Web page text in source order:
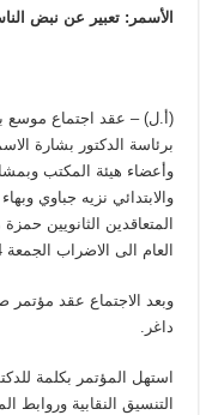
الأسمر: تعبير عن نبض
(أ.ل) – عقد اجتماع موسع
برئاسة الدكتور بشارة
وأعضاء هيئة المكتب
والابتدائي نزيه جباوي
المتعاقدين الثانويين
العام الى الاضراب الجمعة 4 كانون الثاني الحالي.
وبعد الاجتماع عقد مؤتمر
داغر.
استهل المؤتمر بكلمة
التنسيق النقابية وروابط